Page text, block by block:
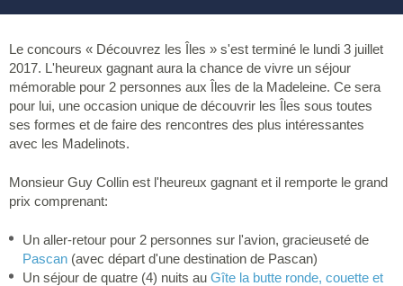
Le concours « Découvrez les Îles » s'est terminé le lundi 3 juillet
2017. L'heureux gagnant aura la chance de vivre un séjour
mémorable pour 2 personnes aux Îles de la Madeleine. Ce sera
pour lui, une occasion unique de découvrir les Îles sous toutes
ses formes et de faire des rencontres des plus intéressantes
avec les Madelinots.
Monsieur Guy Collin est l'heureux gagnant et il remporte le grand
prix comprenant:
Un aller-retour pour 2 personnes sur l'avion, gracieuseté de
Pascan (avec départ d'une destination de Pascan)
Un séjour de quatre (4) nuits au Gîte la butte ronde, couette et